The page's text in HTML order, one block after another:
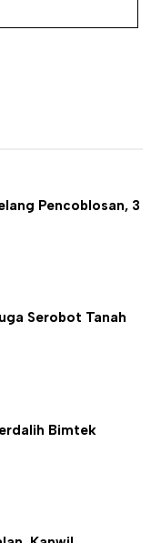
Pencoblosan, 3
Serobot Tanah
Bimtek